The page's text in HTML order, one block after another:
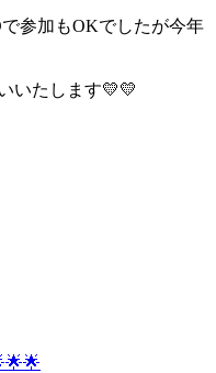
参加もOKでしたが今年
いたします💛💛